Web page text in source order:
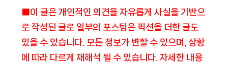
■이 글은 개인적인 의견을 자유롭게 사실을 기반으
로 작성된 글로 일부의 포스팅은 픽션을 더한 글도
있을 수 있습니다. 모든 정보가 변할 수 있으며, 상황
에 따라 다르게 재해석 될 수 있습니다. 자세한 내용